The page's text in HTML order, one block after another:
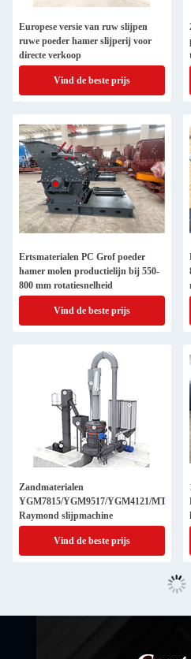
Europese versie van ruw slijpen
ruwe poeder hamer slijperij voor
directe verkoop
Vind de beste prijs
Ertsmaterialen PC Grof poeder
hamer molen productielijn bij 550-
800 mm rotatiesnelheid
Vind de beste prijs
Zandmaterialen
YGM7815/YGM9517/YGM4121/
Raymond slijpmachine
Vind de beste prijs